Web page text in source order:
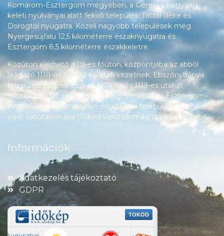
Komárom-Esztergom megyében, a Gerecse hegység
keleti nyúlványai alatt fekvő település, Táttól délre és
Dorogtól nyugatra. Közeli nagyobb települések még
Nyergesújfalu 12,5 kilométerre északnyugatra és
Esztergom 8,5 kilométerre északkeletre.
Közúton elérhető a 10-es főúton, központjába az abból
leágazó 1118-as és 1119-es utak vezetnek, Ebszőnybánya
településrészén pedig az 1106-os és 1119-es utakat
összekötő 1121-es út halad végig. Vonattal az Esztergom–
Almásfüzitő-vasútvonalon érhető el a település, amelynek
saját vasútállomása (Tokod vasútállomás) is van a vonalon.
Információk
Adatkezelés tájékoztató
GDPR